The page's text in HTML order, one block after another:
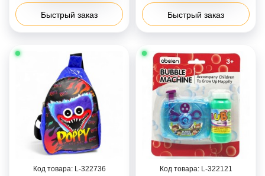
Быстрый заказ Быстрый заказ
322736 322121